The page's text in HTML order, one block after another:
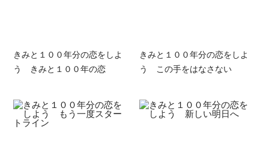
きみと１００年分の恋をしよ
う きみと１００年の恋
きみと１００年分の恋をしよ
う この手をはなさない